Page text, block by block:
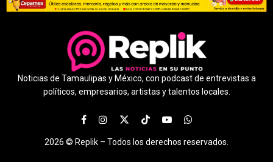
Noticias de Tamaulipas y México, con podcast de entrevistas a
políticos, empresarios, artistas y talentos locales.
2026 © Replik – Todos los derechos reservados.